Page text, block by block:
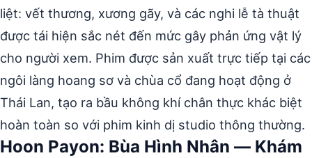
liệt: vết thương, xương gãy, và các nghi lễ tà thuật
được tái hiện sắc nét đến mức gây phản ứng vật lý
cho người xem. Phim được sản xuất trực tiếp tại các
ngôi làng hoang sơ và chùa cổ đang hoạt động ở
Thái Lan, tạo ra bầu không khí chân thực khác biệt
hoàn toàn so với phim kinh dị studio thông thường.
Hoon Payon: Bùa Hình Nhân — Khám